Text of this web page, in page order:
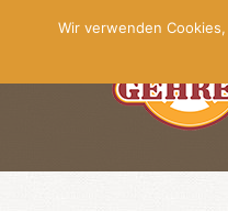
Wir verwenden